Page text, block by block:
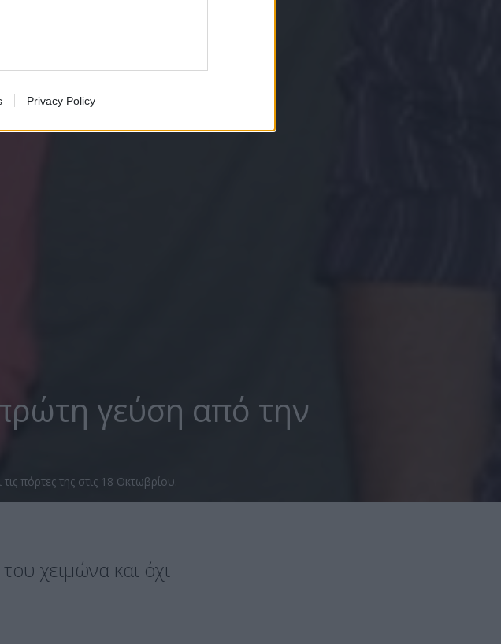
Privacy Policy
γεύση από την
πόρτες της στις 18 Οκτωβρίου.
χειμώνα και όχι